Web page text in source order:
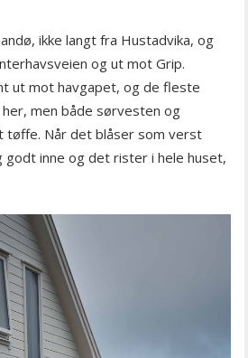
ikke langt fra Hustadvika, og
og ut mot Grip.
ut mot havgapet, og de fleste
men både sørvesten og
tøffe. Når det blåser som verst
godt inne og det rister i hele huset,